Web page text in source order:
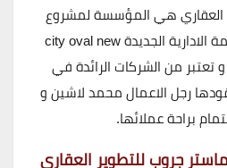
العقاري هي المؤسسة لمشروع
كمبوند سيتي اوفال العاصمة الادارية الجديدة city oval new
capital و تأسست عام 2016 و تعتبر من الشركات الرائدة في
رجل الاعمال محمد لاشين و
براحة عملائها.
جروب للتطوير العقاري